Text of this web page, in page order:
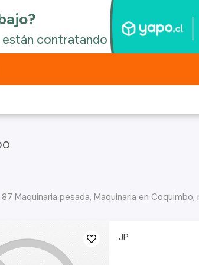
Maquinaria pesada, Maquinaria en
JP